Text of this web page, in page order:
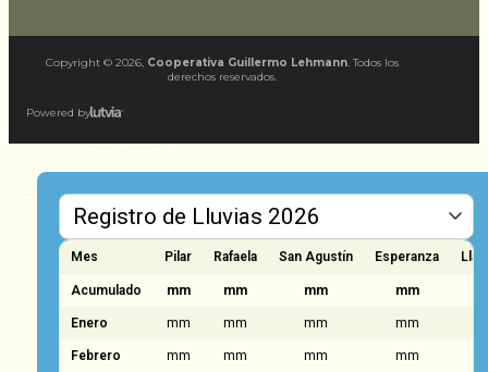
Copyright © 2026, Cooperativa Guillermo Lehmann. Todos los
derechos reservados.
Powered by
Mes Pilar Rafaela San Agustín Esperanza
Acumulado mm mm mm mm
Enero mm mm mm mm
Febrero mm mm mm mm